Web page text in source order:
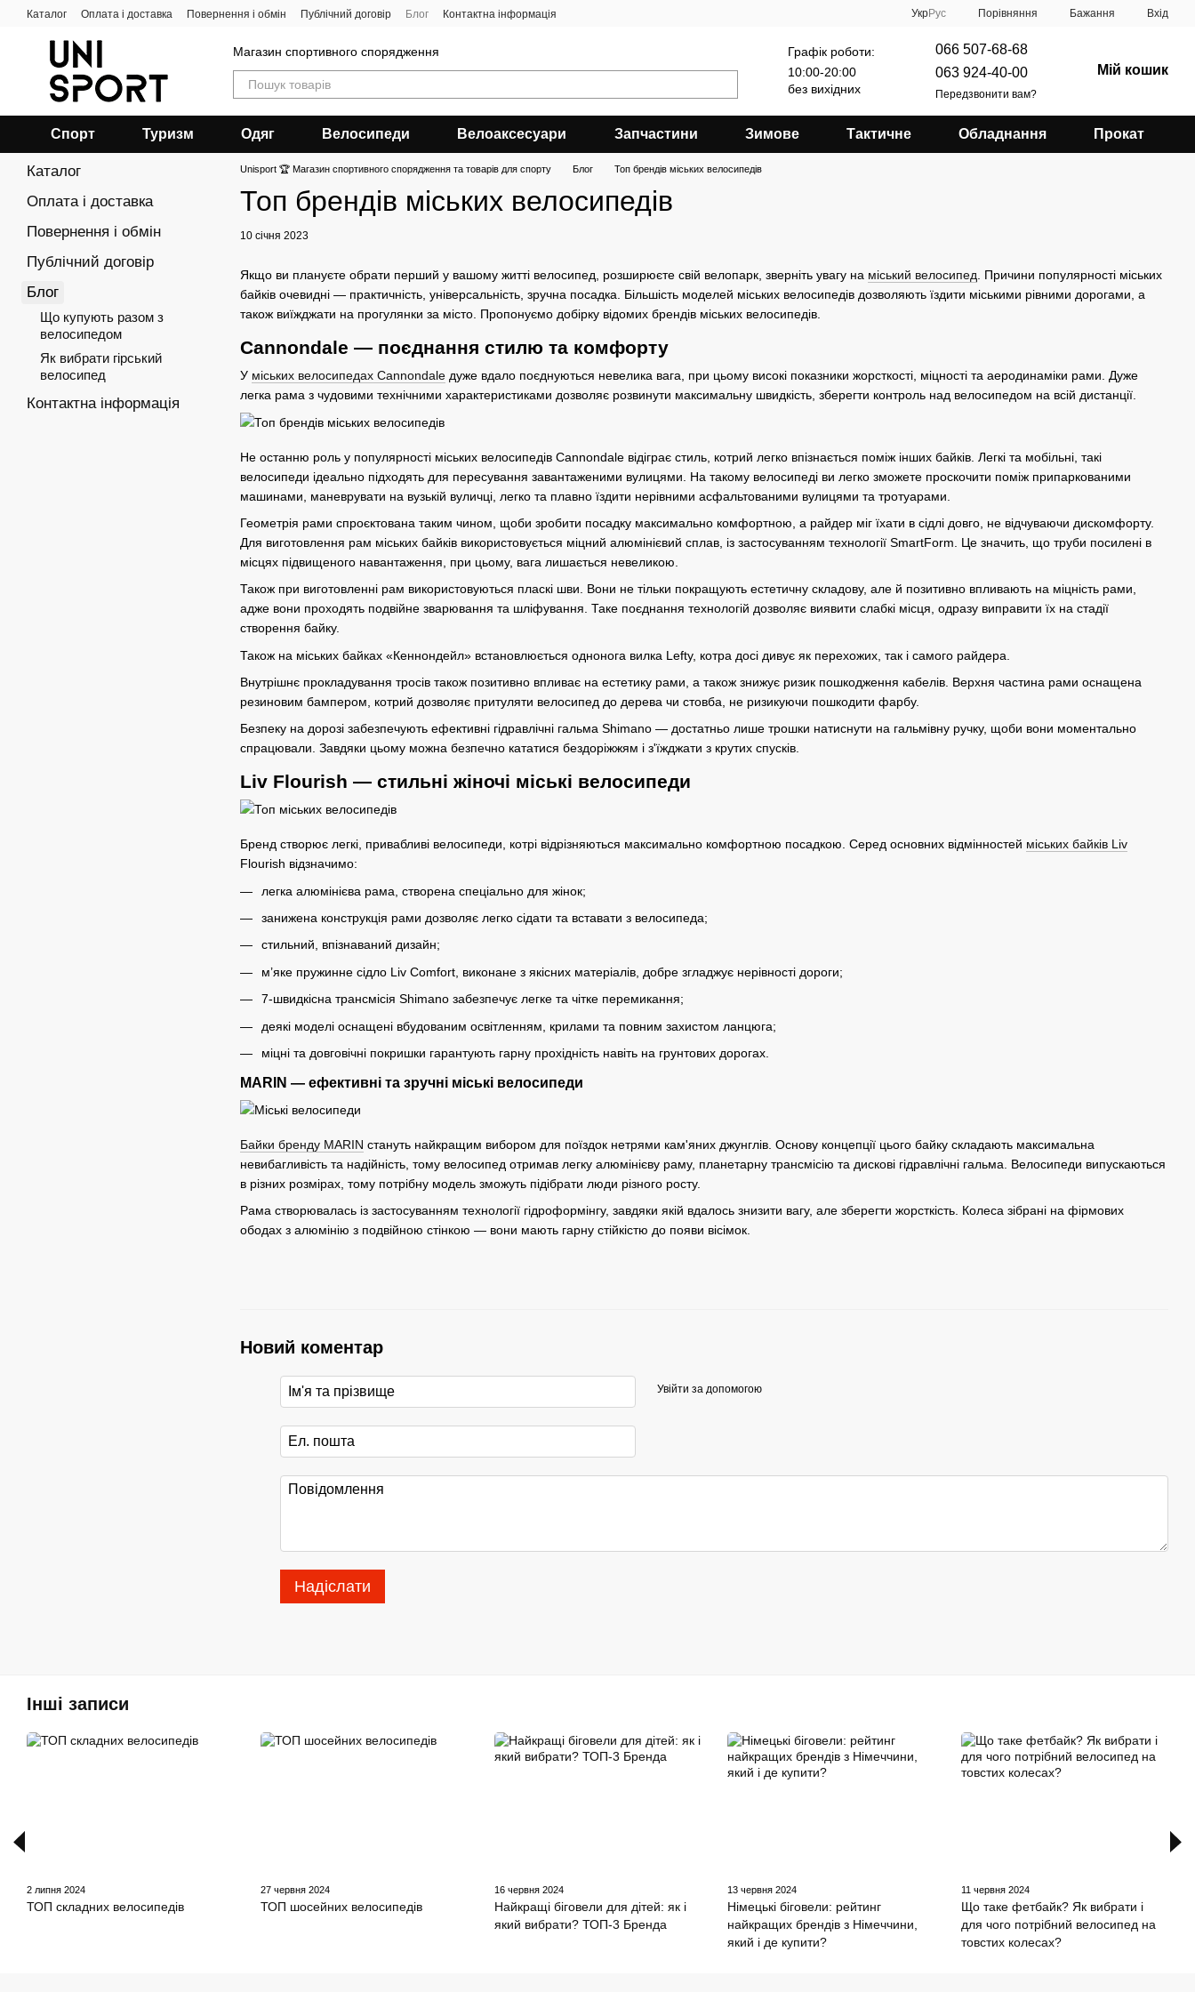
Перейти до основного контенту
Каталог Оплата і доставка Повернення і обмін Публічний договір Блог Контактна інформація УкрРус Порівняння Бажання Вхід
Магазин спортивного спорядження
Графік роботи:
10:00-20:00
без вихідних
066 507-68-68
063 924-40-00
Передзвонити вам?
Мій кошик
Спорт Туризм Одяг Велосипеди Велоаксесуари Запчастини Зимове Тактичне Обладнання Прокат
Unisport 🏆 Магазин спортивного спорядження та товарів для спорту Блог Топ брендів міських велосипедів
Топ брендів міських велосипедів
10 січня 2023
Якщо ви плануєте обрати перший у вашому житті велосипед, розширюєте свій велопарк, зверніть увагу на міський велосипед. Причини популярності міських
байків очевидні — практичність, універсальність, зручна посадка. Більшість моделей міських велосипедів дозволяють їздити міськими рівними дорогами, а
також виїжджати на прогулянки за місто. Пропонуємо добірку відомих брендів міських велосипедів.
Cannondale — поєднання стилю та комфорту
У міських велосипедах Cannondale дуже вдало поєднуються невелика вага, при цьому високі показники жорсткості, міцності та аеродинаміки рами. Дуже
легка рама з чудовими технічними характеристиками дозволяє розвинути максимальну швидкість, зберегти контроль над велосипедом на всій дистанції.
Не останню роль у популярності міських велосипедів Cannondale відіграє стиль, котрий легко впізнається поміж інших байків. Легкі та мобільні, такі
велосипеди ідеально підходять для пересування завантаженими вулицями. На такому велосипеді ви легко зможете проскочити поміж припаркованими
машинами, маневрувати на вузькій вуличці, легко та плавно їздити нерівними асфальтованими вулицями та тротуарами.
Геометрія рами спроєктована таким чином, щоби зробити посадку максимально комфортною, а райдер міг їхати в сідлі довго, не відчуваючи дискомфорту.
Для виготовлення рам міських байків використовується міцний алюмінієвий сплав, із застосуванням технології SmartForm. Це значить, що труби посилені в
місцях підвищеного навантаження, при цьому, вага лишається невеликою.
Також при виготовленні рам використовуються пласкі шви. Вони не тільки покращують естетичну складову, але й позитивно впливають на міцність рами,
адже вони проходять подвійне зварювання та шліфування. Таке поєднання технологій дозволяє виявити слабкі місця, одразу виправити їх на стадії
створення байку.
Також на міських байках «Кеннондейл» встановлюється однонога вилка Lefty, котра досі дивує як перехожих, так і самого райдера.
Внутрішнє прокладування тросів також позитивно впливає на естетику рами, а також знижує ризик пошкодження кабелів. Верхня частина рами оснащена
резиновим бампером, котрий дозволяє притуляти велосипед до дерева чи стовба, не ризикуючи пошкодити фарбу.
Безпеку на дорозі забезпечують ефективні гідравлічні гальма Shimano — достатньо лише трошки натиснути на гальмівну ручку, щоби вони моментально
спрацювали. Завдяки цьому можна безпечно кататися бездоріжжям і з'їжджати з крутих спусків.
Liv Flourish — стильні жіночі міські велосипеди
Бренд створює легкі, привабливі велосипеди, котрі відрізняються максимально комфортною посадкою. Серед основних відмінностей міських байків Liv
Flourish відзначимо:
легка алюмінієва рама, створена спеціально для жінок;
занижена конструкція рами дозволяє легко сідати та вставати з велосипеда;
стильний, впізнаваний дизайн;
м’яке пружинне сідло Liv Comfort, виконане з якісних матеріалів, добре згладжує нерівності дороги;
7-швидкісна трансмісія Shimano забезпечує легке та чітке перемикання;
деякі моделі оснащені вбудованим освітленням, крилами та повним захистом ланцюга;
міцні та довговічні покришки гарантують гарну прохідність навіть на грунтових дорогах.
MARIN — ефективні та зручні міські велосипеди
Байки бренду MARIN стануть найкращим вибором для поїздок нетрями кам'яних джунглів. Основу концепції цього байку складають максимальна
невибагливість та надійність, тому велосипед отримав легку алюмінієву раму, планетарну трансмісію та дискові гідравлічні гальма. Велосипеди випускаються
в різних розмірах, тому потрібну модель зможуть підібрати люди різного росту.
Рама створювалась із застосуванням технології гідроформінгу, завдяки якій вдалось знизити вагу, але зберегти жорсткість. Колеса зібрані на фірмових
ободах з алюмінію з подвійною стінкою — вони мають гарну стійкістю до появи вісімок.
Новий коментар
Увійти за допомогою
Надіслати
Каталог
Оплата і доставка
Повернення і обмін
Публічний договір
Блог
Що купують разом з
велосипедом
Як вибрати гірський
велосипед
Контактна інформація
Інші записи
2 липня 2024
ТОП складних велосипедів
27 червня 2024
ТОП шосейних велосипедів
16 червня 2024
Найкращі біговели для дітей: як і
який вибрати? ТОП-3 Бренда
13 червня 2024
Німецькі біговели: рейтинг
найкращих брендів з Німеччини,
який і де купити?
11 червня 2024
Що таке фетбайк? Як вибрати і
для чого потрібний велосипед на
товстих колесах?